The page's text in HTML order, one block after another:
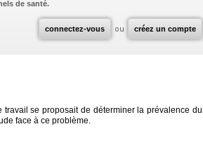
connectez-vous ou créez un compte
de santé.
se proposait de déterminer la prévalence du
face à ce problème.